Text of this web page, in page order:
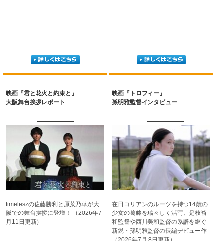
映画『君と花火と約束と』
大阪舞台挨拶レポート
timeleszの佐藤勝利と 原菜乃華が大
阪での舞台挨拶に登壇！
（2026年7
月11日更新）
映画『トロフィー』
孫明雅監督インタビュー
在日コリアンのルーツを持つ14歳の
少女の葛藤を瑞々しく活写。是枝裕
和監督や西川美和監督の系譜を継ぐ
新鋭・孫明雅監督の長編デビュー作
（2026年7月 8日更新）